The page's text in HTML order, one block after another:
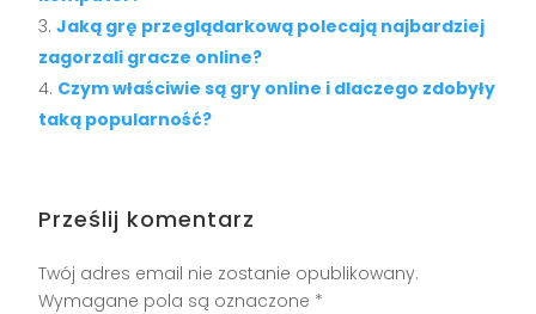
Jaką grę przeglądarkową polecają najbardziej
zagorzali gracze online?
Czym właściwie są gry online i dlaczego zdobyły
taką popularność?
Prześlij komentarz
Twój adres email nie zostanie opublikowany.
Wymagane pola są oznaczone *